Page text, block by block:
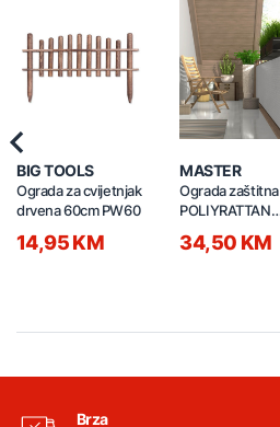
BIG TOOLS
Ograda za cvijetnjak
drvena 60cm PW60
14,95 KM
MASTER
Ograda zaštitna
POLIYRATTAN
34,50 KM
Previous
Brza